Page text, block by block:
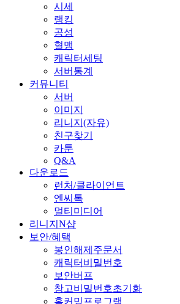
시세
랭킹
공성
혈맹
캐릭터세팅
서버통계
커뮤니티
서버
이미지
리니지(자유)
친구찾기
카툰
Q&A
다운로드
런처/클라이언트
엔씨톡
멀티미디어
리니지N샵
보안/혜택
봉인해제주문서
캐릭터비밀번호
보안버프
창고비밀번호초기화
홈커밍프로그램